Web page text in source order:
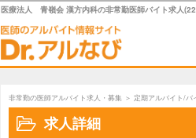
医療法人 青嶺会 漢方内科の非常勤医師バイト求人
非常勤の医師アルバイト求人・募集 ＞ 定期アルバイト/バ
求人詳細